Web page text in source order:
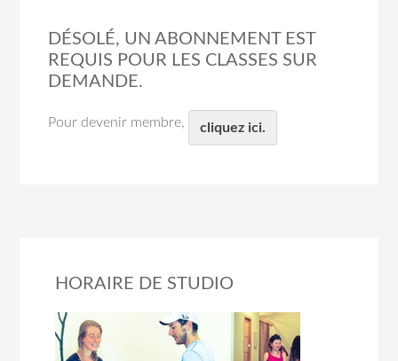
DÉSOLÉ, UN ABONNEMENT EST
REQUIS POUR LES CLASSES SUR
DEMANDE.
Pour devenir membre, cliquez ici.
HORAIRE DE STUDIO